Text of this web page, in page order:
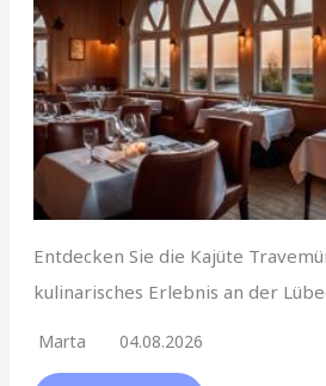
Entdecken Sie die Kajüte
kulinarisches Erlebnis an der
Marta 04.08.2026